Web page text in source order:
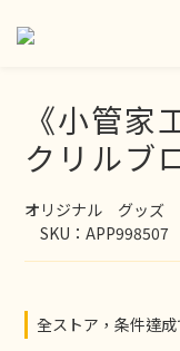
《小管
クリルブ
オリジナル　グッズ
SKU：APP998507
全ストア，条件達